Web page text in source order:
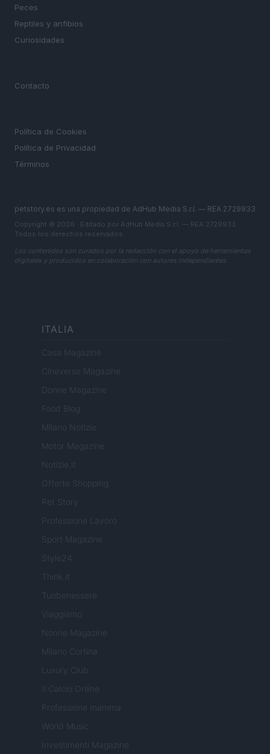
Peces
Reptiles y anfibios
Curiosidades
Contacto
Política de Cookies
Política de Privacidad
Términos
petstory.es es una propiedad de AdHub Media S.r.l. — REA 2729933
Copyright © 2026 · Editado por AdHub Media S.r.l. — REA 2729933
Todos los derechos reservados
Los contenidos son curados por la redacción con el apoyo de herramientas
digitales y producidos en colaboración con autores independientes.
ITALIA
Casa Magazine
Cineverse Magazine
Donne Magazine
Food Blog
Milano Notizie
Motor Magazine
Notizie.it
Offerte Shopping
Professione Lavoro
Sport Magazine
Style24
Think.it
Tuobenessere
Viaggiamo
Nonne Magazine
Milano Cortina
Luxury Club
Il Calcio Online
Professione mamma
World Music
Investimenti Magazine